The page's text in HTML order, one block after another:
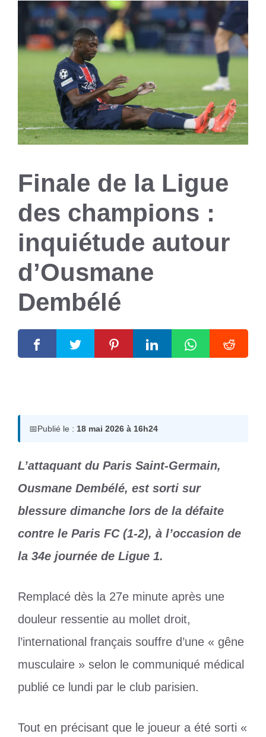
Finale de la Ligue
des champions :
inquiétude autour
d’Ousmane
Dembélé
📅Publié le : 18 mai 2026 à 16h24
L’attaquant du Paris Saint-Germain,
Ousmane Dembélé, est sorti sur
blessure dimanche lors de la défaite
contre le Paris FC (1-2), à l’occasion de
la 34e journée de Ligue 1.
Remplacé dès la 27e minute après une
douleur ressentie au mollet droit,
l’international français souffre d’une « gêne
musculaire » selon le communiqué médical
publié ce lundi par le club parisien.
Tout en précisant que le joueur a été sorti «